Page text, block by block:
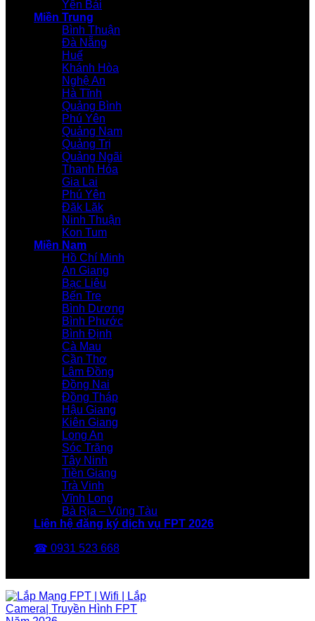
Yên Bái
Miền Trung
Bình Thuận
Đà Nẵng
Huế
Khánh Hòa
Nghệ An
Hà Tĩnh
Quảng Bình
Phú Yên
Quảng Nam
Quảng Trị
Quảng Ngãi
Thanh Hóa
Gia Lai
Phú Yên
Đăk Lăk
Ninh Thuận
Kon Tum
Miền Nam
Hồ Chí Minh
An Giang
Bạc Liêu
Bến Tre
Bình Dương
Bình Phước
Bình Định
Cà Mau
Cần Thơ
Lâm Đồng
Đồng Nai
Đồng Tháp
Hậu Giang
Kiên Giang
Long An
Sóc Trăng
Tây Ninh
Tiền Giang
Trà Vinh
Vĩnh Long
Bà Rịa – Vũng Tàu
Liên hệ đăng ký dịch vụ FPT 2026
☎ 0931 523 668